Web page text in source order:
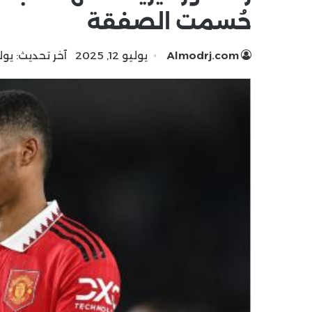
حُسمت الصفقة
Almodrj.com يوليو 12, 2025 آخر تحديث: يوليو